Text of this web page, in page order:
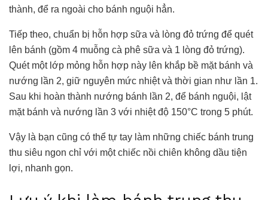
thành, để ra ngoài cho bánh nguội hẳn.
Tiếp theo, chuẩn bị hỗn hợp sữa và lòng đỏ trứng để quét
lên bánh (gồm 4 muỗng cà phê sữa và 1 lòng đỏ trứng).
Quét một lớp mỏng hỗn hợp này lên khắp bề mặt bánh và
nướng lần 2, giữ nguyên mức nhiệt và thời gian như lần 1.
Sau khi hoàn thành nướng bánh lần 2, để bánh nguội, lật
mặt bánh và nướng lần 3 với nhiệt độ 150°C trong 5 phút.
Vậy là bạn cũng có thể tự tay làm những chiếc bánh trung
thu siêu ngon chỉ với một chiếc nồi chiên không dầu tiện
lợi, nhanh gọn.